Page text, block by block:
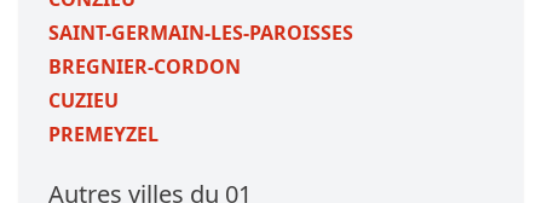
SAINT-GERMAIN-LES-PAROISSES
BREGNIER-CORDON
CUZIEU
PREMEYZEL
Autres villes du 01